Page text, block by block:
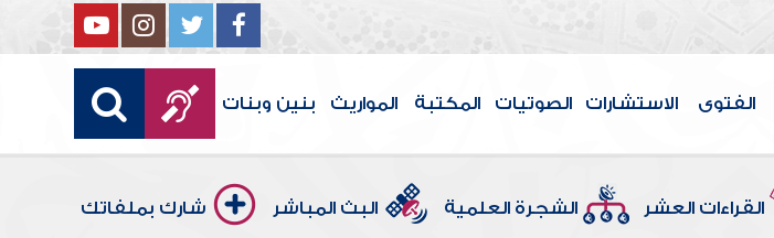
الفتوى الاستشارات الصوتيات المكتبة المواريث بنين وبنات
القراءات العشر الشجرة العلمية البث المباشر شارك بملفاتك